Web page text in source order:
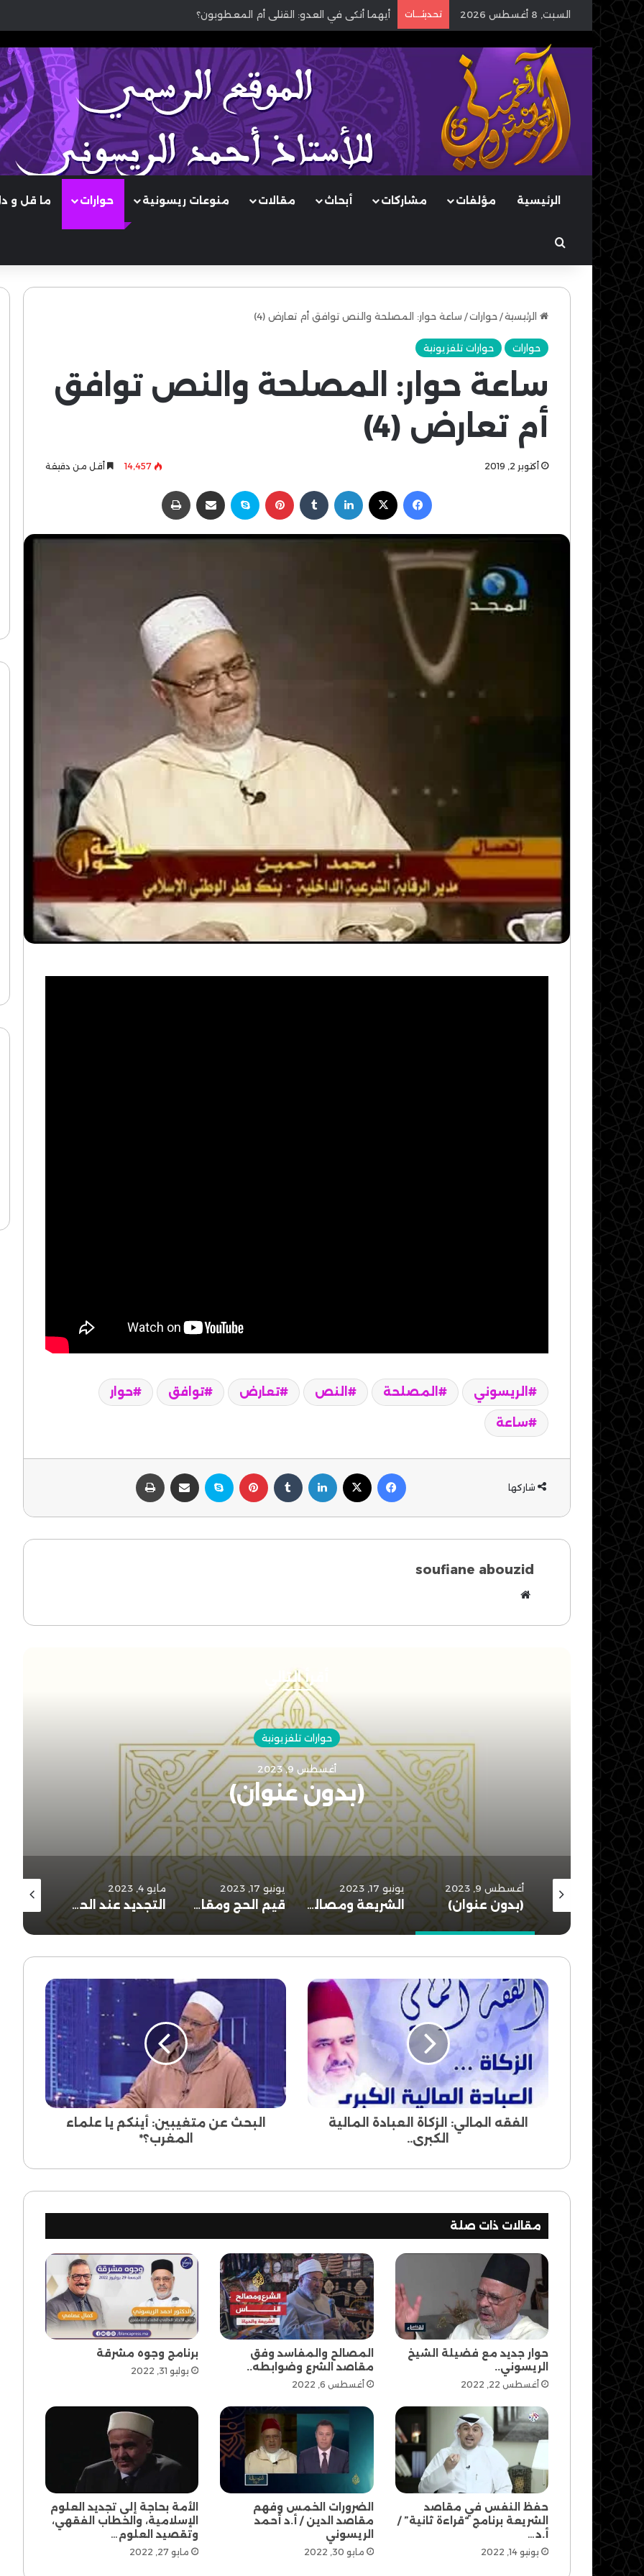
السبت, 8 أغسطس 2026 تحديثـــات أيهما أنكى في العدو: القتلى أم المعطوبون؟
الرئيسية مؤلفات مشاركات أبحاث مقالات منوعات ريسونية حوارات ما قل و
بحث عن
الرئيسية/ حوارات/ ساعة حوار: المصلحة والنص توافق أم تعارض (4)
حوارات حوارات تلفزيونية
ساعة حوار: المصلحة والنص توافق
أم تعارض (4)
أكتوبر 2, 2019 14٬457 أقل من دقيقة
فيسبوك لينكدإن بينتيريست سكايب مشاركة عبر البريد
الريسوني المصلحة النص تعارض توافق حوار
ساعة
شاركها
فيسبوك لينكدإن بينتيريست سكايب مشاركة عبر البريد
soufiane abouzid
أقرأ التالي
حوارات تلفزيونية
يونيو 17, 2023
الشريعة ومصالح الإنسان
أغسطس 9, 2023
(بدون عنوان)
يونيو 17, 2023 يونيو 17, 2023
قيم الحج ومقاصده
مايو 4, 2023
التجديد عند الحركات الإسلامية..
نوفمبر 17, 2022 سبتمبر 2, 2023
الفقه
المالي:
الزكاة
العبادة
المالية
الكبرى..
الفقه المالي: الزكاة العبادة المالية
الكبرى..
البحث
المغرب؟
*
البحث عن متغيبين: أينكم يا علماء
المغرب؟*
مقالات ذات صلة
حوار جديد مع فضيلة الشيخ
الريسوني..
أغسطس 22, 2022
المصالح والمفاسد وفق
مقاصد الشرع وضوابطه..
أغسطس 6, 2022
برنامج وجوه مشرقة
يوليو 31, 2022
حفظ النفس في مقاصد
الشريعة برنامج “قراءة ثانية” /
أ.د…
يونيو 14, 2022
الضرورات الخمس وفهم
مقاصد الدين / أ.د أحمد
الريسوني
مايو 30, 2022
الأمة بحاجة إلى تجديد العلوم
الإسلامية، والخطاب الفقهي،
وتقصيد العلوم…
مايو 27, 2022